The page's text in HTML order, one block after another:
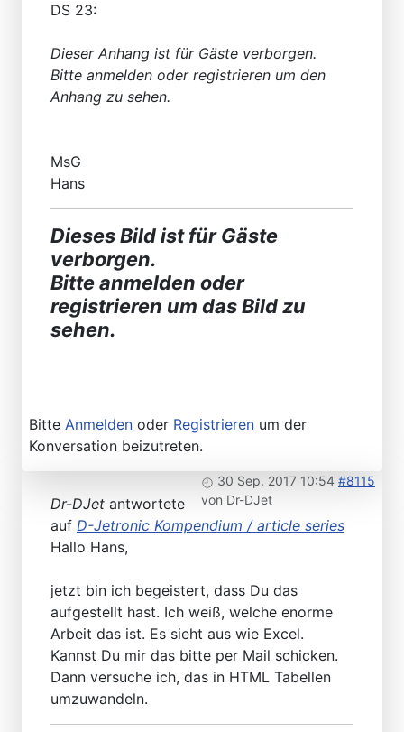
DS 23:
Dieser Anhang ist für Gäste verborgen.
Bitte anmelden oder registrieren um den
Anhang zu sehen.
MsG
Hans
Dieses Bild ist für Gäste
verborgen.
Bitte anmelden oder
registrieren um das Bild zu
sehen.
Bitte Anmelden oder Registrieren um der
Konversation beizutreten.
30 Sep. 2017 10:54 #8115
von Dr-DJet
Dr-DJet antwortete
auf D-Jetronic Kompendium / article series
Hallo Hans,
jetzt bin ich begeistert, dass Du das
aufgestellt hast. Ich weiß, welche enorme
Arbeit das ist. Es sieht aus wie Excel.
Kannst Du mir das bitte per Mail schicken.
Dann versuche ich, das in HTML Tabellen
umzuwandeln.